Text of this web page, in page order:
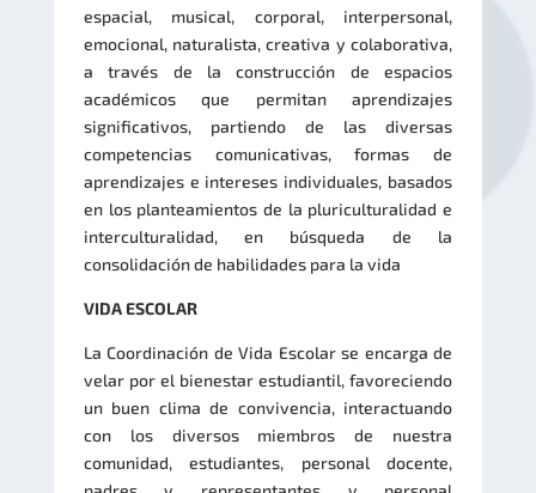
espacial, musical, corporal, interpersonal,
emocional, naturalista, creativa y colaborativa,
a través de la construcción de espacios
académicos que permitan aprendizajes
significativos, partiendo de las diversas
competencias comunicativas, formas de
aprendizajes e intereses individuales, basados
en los planteamientos de la pluriculturalidad e
interculturalidad, en búsqueda de la
consolidación de habilidades para la vida
VIDA ESCOLAR
La Coordinación de Vida Escolar se encarga de
velar por el bienestar estudiantil, favoreciendo
un buen clima de convivencia, interactuando
con los diversos miembros de nuestra
comunidad, estudiantes, personal docente,